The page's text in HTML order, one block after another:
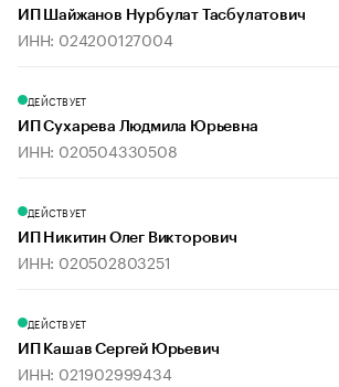
ИП Шайжанов Нурбулат Тасбулатович
ИНН: 024200127004
ДЕЙСТВУЕТ
ИП Сухарева Людмила Юрьевна
ИНН: 020504330508
ДЕЙСТВУЕТ
ИП Никитин Олег Викторович
ИНН: 020502803251
ДЕЙСТВУЕТ
ИП Кашав Сергей Юрьевич
ИНН: 021902999434